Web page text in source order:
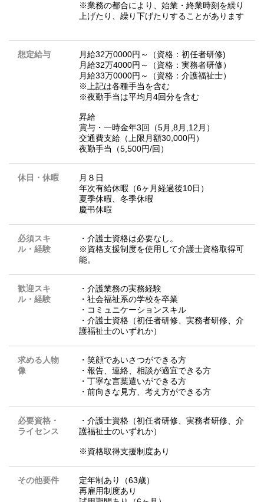
※業務の都合により、始業・終業時刻を繰り
上げたり、繰り下げたりすることがあります
想定給与
月給32万0000円～（資格：初任者研修)
月給32万4000円～（資格：実務者研修）
月給33万0000円～（資格：介護福祉士）
※上記は各種手当を含む
※夜勤手当は平均月4回分を含む
昇給
賞与・一時金年3回（5月,8月,12月）
交通費支給（上限月額30,000円）
夜勤手当（5,500円/回）
休日・休暇
月８日
年次有給休暇（6ヶ月経過後10日）
夏季休暇、冬季休暇
慶弔休暇
必須スキ
ル・経験
・介護士資格は必要なし。
※資格支援制度を使用して介護士資格取得可
能。
歓迎スキ
ル・経験
・介護業務の実務経験
・社会福祉系の学校を卒業
・コミュニケーションスキル
・介護士資格（初任者研修、実務者研修、介
護福祉士のいずれか）
求める人物
像
・笑顔であいさつができる方
・報告、連絡、相談が適宜できる方
・丁寧な言葉遣いができる方
・前向きな見方、考え方ができる方
必要資格・
ライセンス
・介護士資格（初任者研修、実務者研修、介
護福祉士のいずれか）
※資格取得支援制度あり
その他要件
定年制あり（63歳）
再雇用制度あり